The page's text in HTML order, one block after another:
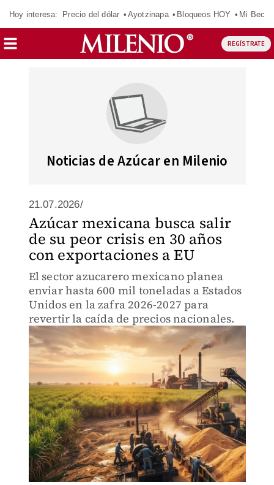
Hoy interesa: Precio del dólar Ayotzinapa Bloqueos HOY Mi Beca
REGÍSTRATE
Noticias de Azúcar en Milenio
21.07.2026/
Azúcar mexicana busca salir
de su peor crisis en 30 años
con exportaciones a EU
El sector azucarero mexicano planea
enviar hasta 600 mil toneladas a Estados
Unidos en la zafra 2026-2027 para
revertir la caída de precios nacionales.